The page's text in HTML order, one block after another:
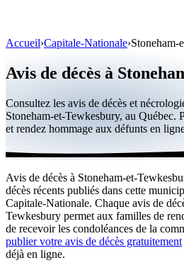
Personnalités publiques
Québec
Canada
International
Par région
Par ville
Maisons funéraires
Accueil›Capitale-Nationale›Stoneham-
Avis de décès à
Consultez les avis de décès et
Stoneham-et-Tewkesbury, au Québec.
et rendez hommage aux défunts en
Avis de décès à Stoneham-et-
décès récents publiés dans cette
Capitale-Nationale. Chaque avis de
Tewkesbury permet aux familles de
de recevoir les condoléances de la
publier votre avis de décès gratuitement
déjà en ligne.